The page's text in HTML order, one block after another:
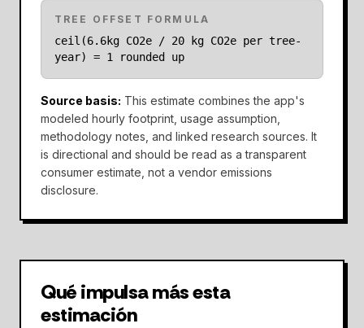
TREE OFFSET FORMULA
ceil(6.6kg CO2e / 20 kg CO2e per tree-
year) = 1 rounded up
Source basis: This estimate combines the app's
modeled hourly footprint, usage assumption,
methodology notes, and linked research sources. It
is directional and should be read as a transparent
consumer estimate, not a vendor emissions
disclosure.
Qué impulsa más esta
estimación